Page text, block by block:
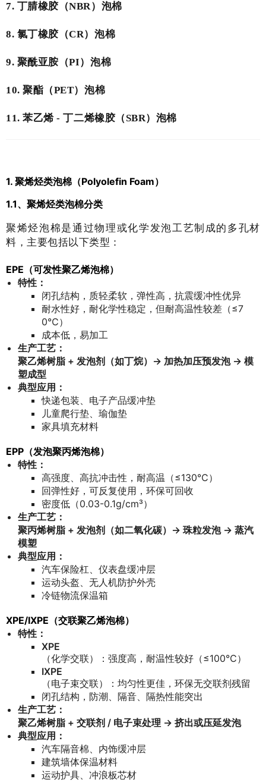
7. 丁腈橡胶（NBR）泡棉
8. 氯丁橡胶（CR）泡棉
9. 聚酰亚胺（PI）泡棉
10.聚酯（PET）泡棉
11.苯乙烯-丁二烯橡胶（ SBR）泡棉
1. 聚烯烃类泡棉（Polyolefin Foam）
1.1、聚烯烃类泡棉分类
聚烯烃泡棉是通过物理或化学发泡工艺制成的多孔材
料，主要包括以下类型：
EPE（可发性聚乙烯泡棉）
特性：
闭孔结构，质轻柔软，弹性高，抗震缓冲性优异
耐水性好，耐化学性稳定，但耐高温性较差（≤7
0℃）
成本低，易加工
生产工艺：
聚乙烯树脂 + 发泡剂（如丁烷）→ 加热加压预发泡 → 模
塑成型
典型应用：
快递包装、电子产品缓冲垫
儿童爬行垫、瑜伽垫
家具填充材料
EPP（发泡聚丙烯泡棉）
特性：
高强度、高抗冲击性，耐高温（≤130℃）
回弹性好，可反复使用，环保可回收
密度低（0.03-0.1g/cm³）
生产工艺：
聚丙烯树脂 + 发泡剂（如二氧化碳）→ 珠粒发泡 → 蒸汽
模塑
典型应用：
汽车保险杠、仪表盘缓冲层
运动头盔、无人机防护外壳
冷链物流保温箱
XPE/IXPE（交联聚乙烯泡棉）
特性：
XPE
（化学交联）：强度高，耐温性较好（≤100℃）
IXPE
（电子束交联）：均匀性更佳，环保无交联剂残留
闭孔结构，防潮、隔音、隔热性能突出
生产工艺：
聚乙烯树脂 + 交联剂 / 电子束处理 → 挤出或压延发泡
典型应用：
汽车隔音棉、内饰缓冲层
建筑墙体保温材料
运动护具、冲浪板芯材